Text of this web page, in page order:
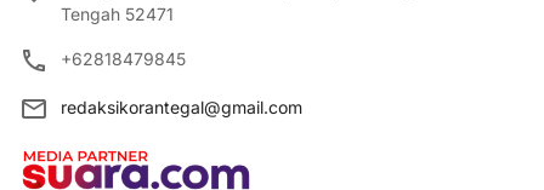
Tengah 52471
+62818479845
redaksikorantegal@gmail.com